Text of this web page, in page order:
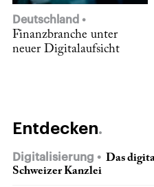
Deutschland
Finanzbranche unter
neuer Digitalaufsicht
Entdecken
Digitalisierung
Das
Schweizer Kanzlei